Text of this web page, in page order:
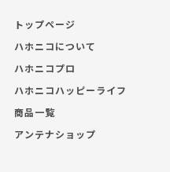
トップページ
ハホニコについて
ハホニコプロ
ハホニコハッピーライフ
商品一覧
アンテナショップ